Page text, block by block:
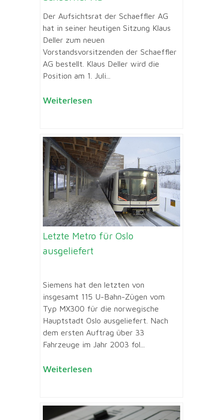
Der Aufsichtsrat der Schaeffler AG
hat in seiner heutigen Sitzung Klaus
Deller zum neuen
Vorstandsvorsitzenden der Schaeffler
AG bestellt. Klaus Deller wird die
Position am 1. Juli...
Weiterlesen
Letzte Metro für Oslo
ausgeliefert
Siemens hat den letzten von
insgesamt 115 U-Bahn-Zügen vom
Typ MX300 für die norwegische
Hauptstadt Oslo ausgeliefert. Nach
dem ersten Auftrag über 33
Fahrzeuge im Jahr 2003 fol...
Weiterlesen